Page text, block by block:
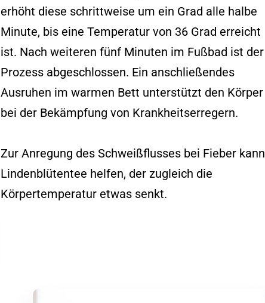
erhöht diese schrittweise um ein Grad alle halbe
Minute, bis eine Temperatur von 36 Grad erreicht
ist. Nach weiteren fünf Minuten im Fußbad ist der
Prozess abgeschlossen. Ein anschließendes
Ausruhen im warmen Bett unterstützt den Körper
bei der Bekämpfung von Krankheitserregern.
Zur Anregung des Schweißflusses bei Fieber kann
Lindenblütentee helfen, der zugleich die
Körpertemperatur etwas senkt.